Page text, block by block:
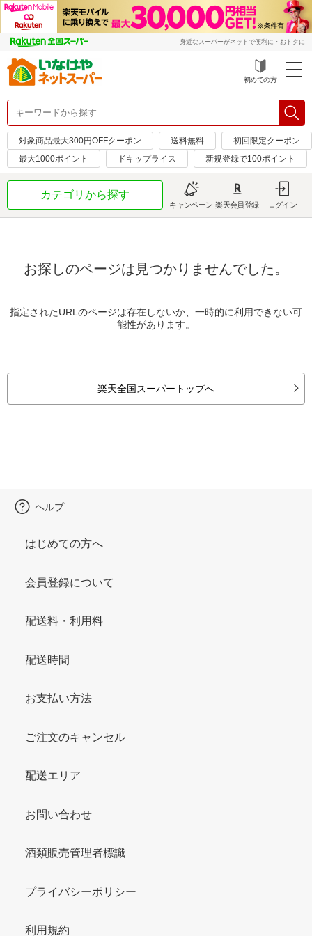
身近なスーパーがネットで便利に・おトクに
初めての方
対象商品最大300円OFFクーポン 送料無料
初回限定クーポン
最大1000ポイント
ドキップライス 新規登録で100ポイント
カテゴリから探す
キャンペーン 楽天会員登録 ログイン
お探しのページは見つかりませんでした。
指定されたURLのページは存在しないか、一時的に利用できない可
能性があります。
楽天全国スーパートップへ
ヘルプ
はじめての方へ
会員登録について
配送料・利用料
配送時間
お支払い方法
ご注文のキャンセル
配送エリア
お問い合わせ
酒類販売管理者標識
プライバシーポリシー
利用規約